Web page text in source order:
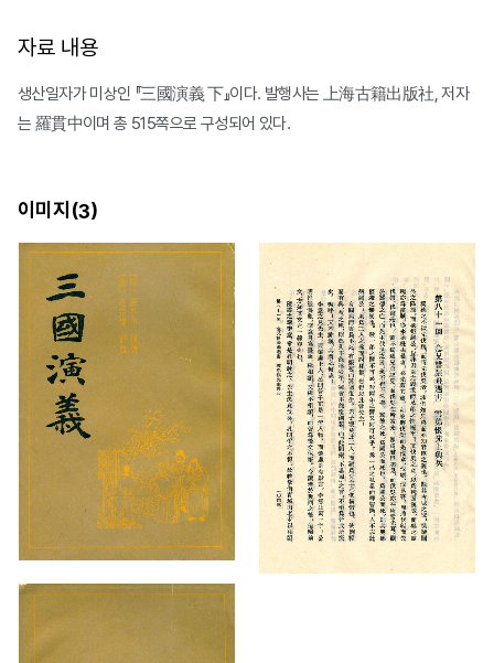
자료 내용
생산일자가 미상인 『三國演義 下』이다. 발행사는 上海古籍出版社, 저자
는 羅貫中이며 총 515쪽으로 구성되어 있다.
이미지(3)